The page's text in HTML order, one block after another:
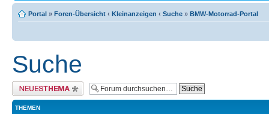
Portal » Foren-Übersicht ‹ Kleinanzeigen ‹ Suche » BMW-Motorrad-Portal
Suche
Neues Thema erstellen
THEMEN